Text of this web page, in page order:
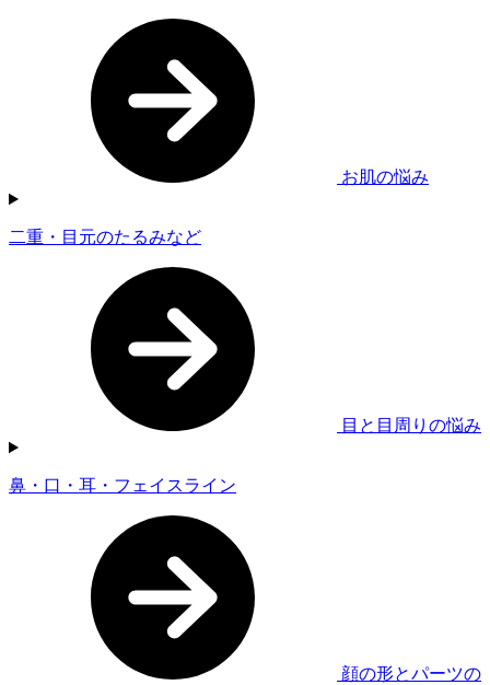
お肌の悩み
二重・目元のたるみなど
目と目周りの悩み
鼻・口・耳・フェイスライン
顔の形とパーツの